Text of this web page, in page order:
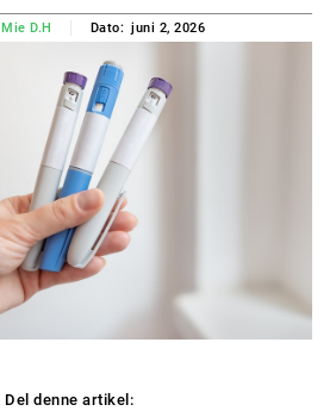
Mie D.H Dato: juni 2, 2026
Del denne artikel: